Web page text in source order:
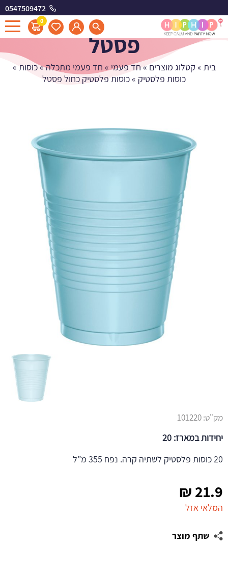
0547509472
0
כוסות פלסטיק כחול
פסטל
בית » קטלוג מוצרים » חד פעמי» חד פעמי מתכלה»כוסות »
כוסות פלסטיק »כוסות פלסטיק כחול פסטל
21.9
₪
המלאי אזל
שתף מוצר
מק"ט:101220
יחידות במארז: 20
20 כוסות פלסטיק לשתיה קרה. נפח 355 מ”ל